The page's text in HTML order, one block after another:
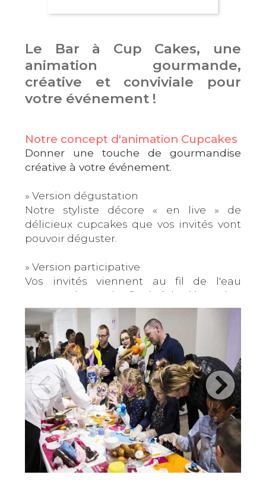
Le Bar à Cup Cakes, une
animation gourmande,
créative et conviviale pour
votre événement !
Notre concept d'animation Cupcakes
Donner une touche de gourmandise
créative à votre événement.
» Version dégustation
Notre styliste décore « en live » de
délicieux cupcakes que vos invités vont
pouvoir déguster.
» Version participative
Vos invités viennent au fil de l'eau
apporter la touche finale à la décoration
des cupcakes avant de les déguster.
» Version team-building : la Guerre des
Cupcakes
Les équipes s’affrontent pour réaliser les
plus beaux cupcakes, y compris leur
présentoir.
La décoration des cupcakes
Les couleurs des crèmes et autres
éléments de décoration sont
personnalisés en fonction de votre